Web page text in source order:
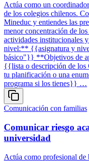
Actúa como un
de los colegios chilenos.
Mineduc y entiendes las
menor concentración de
actividades institucionales
nivel:** {{asignatura y
básico"}} **Objetivos de
{{lista o descripción de los
tu planificación o una
programa si los tienes}} …
Comunicación con familias
Comunicar riesgo
universidad
Actúa como profesional de